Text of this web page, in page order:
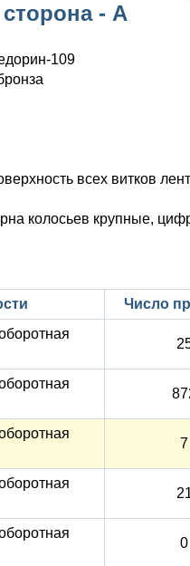
сторона - А
109
всех витков
колосьев крупные,
Число
7
0